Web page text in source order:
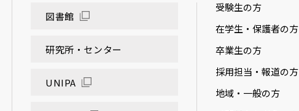
図書館
研究所・センター
UNIPA
受験生の方
在学生・保護者の方
卒業生の方
採用担当・報道の方
地域・一般の方